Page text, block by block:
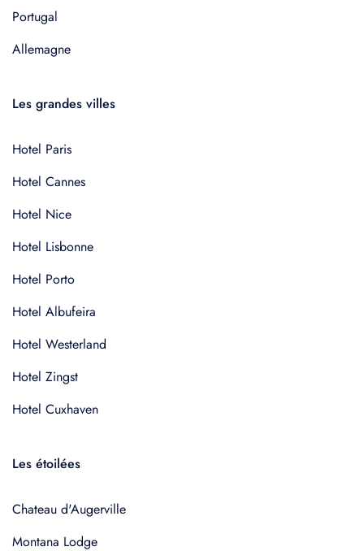
Portugal
Allemagne
Les grandes villes
Hotel Paris
Hotel Cannes
Hotel Nice
Hotel Lisbonne
Hotel Porto
Hotel Albufeira
Hotel Westerland
Hotel Zingst
Hotel Cuxhaven
Les étoilées
Chateau d'Augerville
Montana Lodge